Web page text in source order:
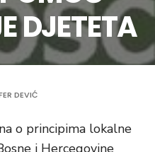
DJETETA
DEVIĆ
o principima lokalne
i Hercegovine